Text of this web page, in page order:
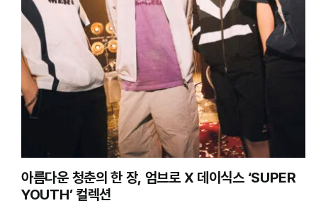
아름다운 청춘의 한 장, 엄브로 X 데이식스 ‘SUPER
YOUTH’ 컬렉션